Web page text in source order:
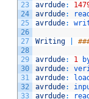
23
24
25
26
27
28
29
30
31
32
33
avrdude:
avrdude:
avrdude:
Writing
avrdude: 1
avrdude:
avrdude:
avrdude:
avrdude: